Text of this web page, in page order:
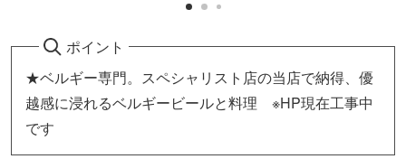
ポイント
★ベルギー専門。スペシャリスト店の当店で納得、優
越感に浸れるベルギービールと料理 ※HP現在工事中
です